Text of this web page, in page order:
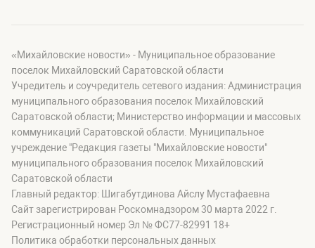
«Михайловские новости» - Муниципальное образование
поселок Михайловский Саратовской области
Учредитель и соучредитель сетевого издания: Администрация
муниципального образования поселок Михайловский
Саратовской области; Министерство информации и массовых
коммуникаций Саратовской области. Муниципальное
учреждение "Редакция газеты "Михайловские новости"
муниципального образования поселок Михайловский
Саратовской области
Главный редактор: Шигабутдинова Айслу Мустафаевна
Сайт зарегистрирован Роскомнадзором 30 марта 2022 г.
Регистрационный номер Эл № ФС77-82991 18+
Политика обработки персональных данных